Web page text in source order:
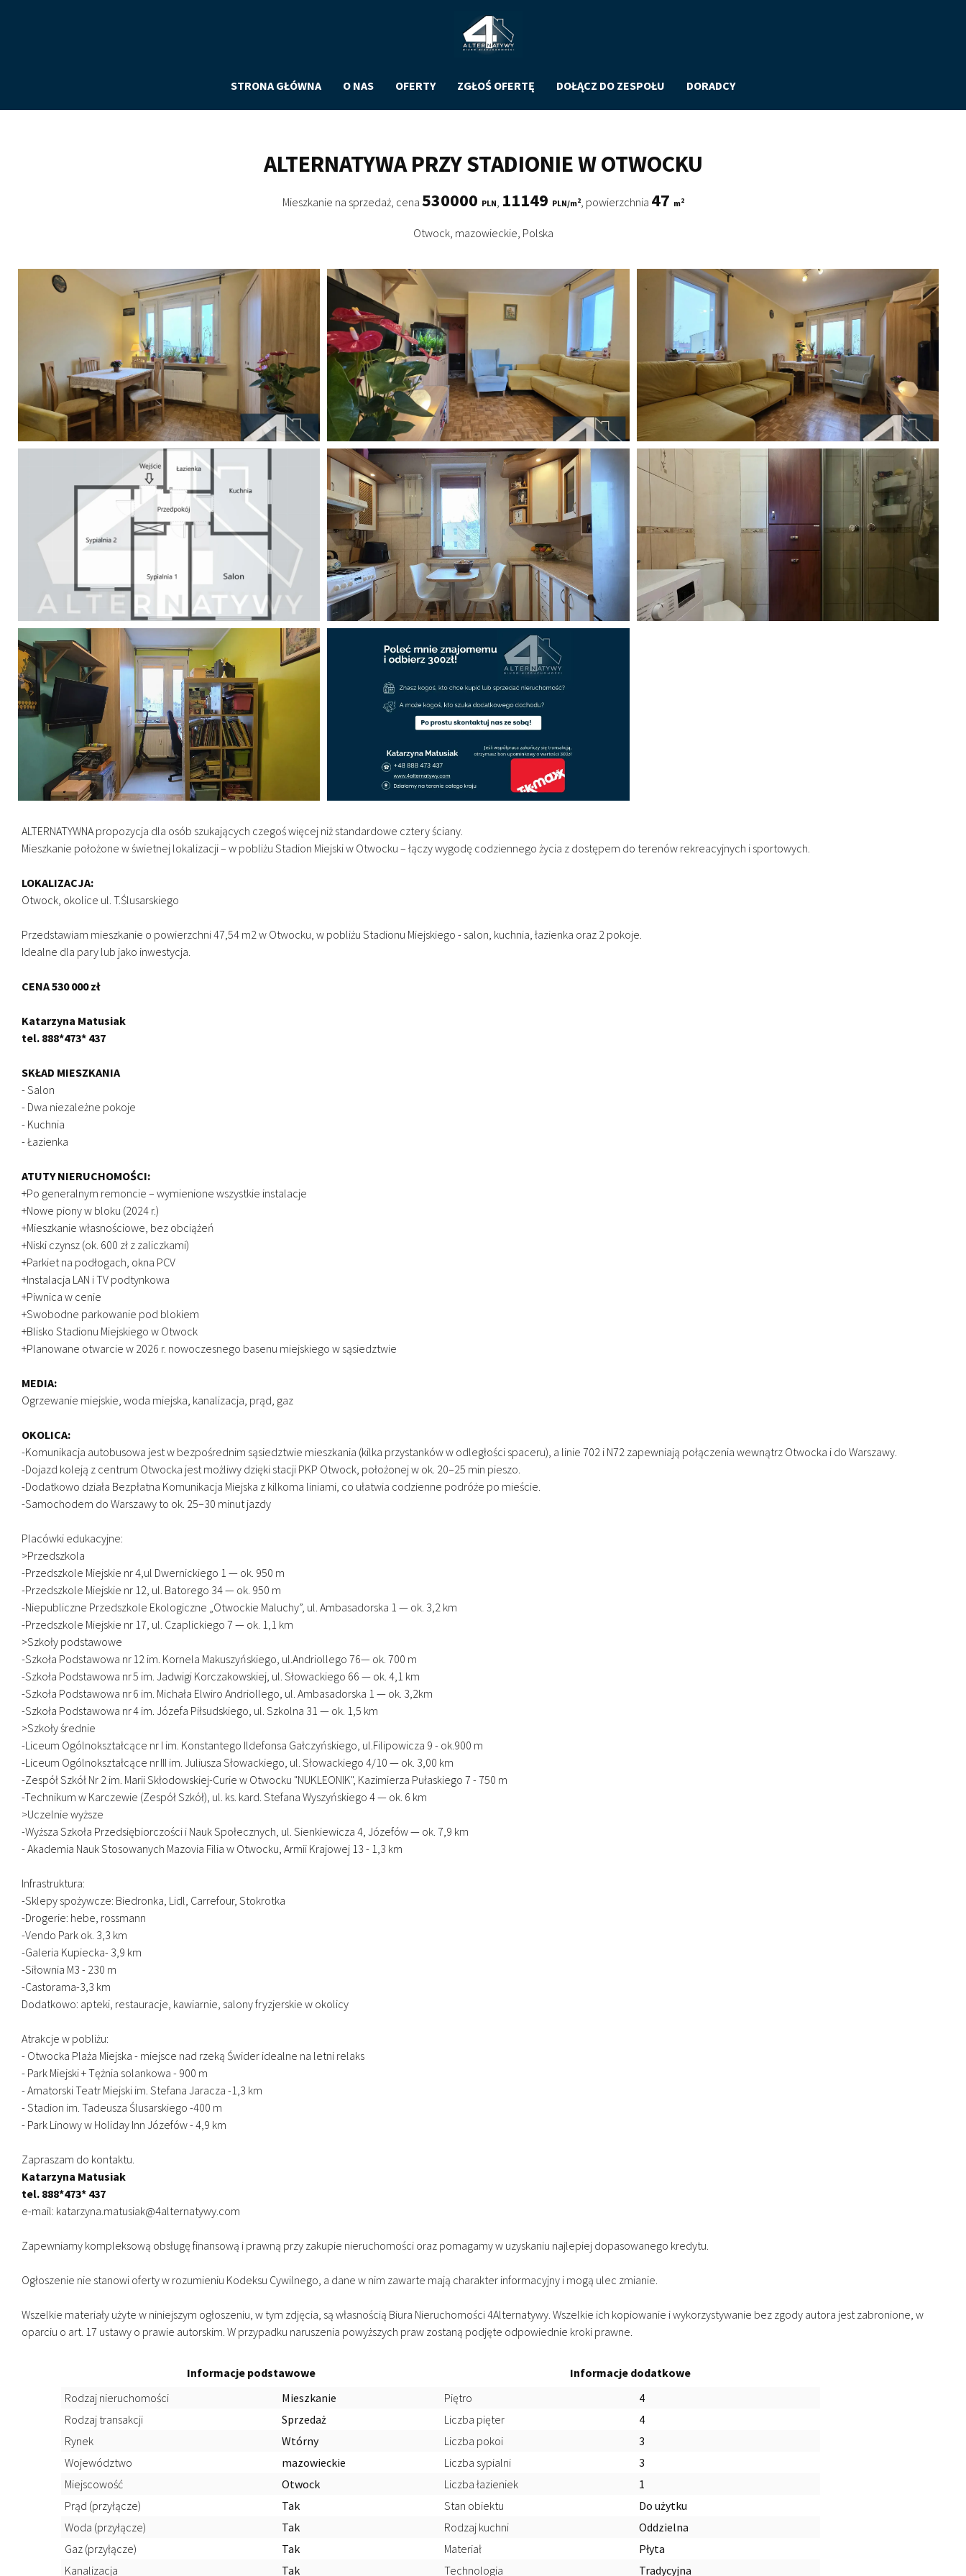
STRONA GŁÓWNA O NAS OFERTY ZGŁOŚ OFERTĘ DOŁĄCZ DO ZESPOŁU DORADCY
ALTERNATYWA PRZY STADIONIE W OTWOCKU
Mieszkanie na sprzedaż, cena 530000 PLN, 11149 PLN/m2, powierzchnia 47 m2
Otwock, mazowieckie, Polska
ALTERNATYWNA propozycja dla osób szukających czegoś więcej niż standardowe cztery ściany.
Mieszkanie położone w świetnej lokalizacji – w pobliżu Stadion Miejski w Otwocku – łączy wygodę codziennego życia z dostępem do terenów rekreacyjnych i sportowych.
LOKALIZACJA:
Otwock, okolice ul. T.Ślusarskiego
Przedstawiam mieszkanie o powierzchni 47,54 m2 w Otwocku, w pobliżu Stadionu Miejskiego - salon, kuchnia, łazienka oraz 2 pokoje.
Idealne dla pary lub jako inwestycja.
CENA 530 000 zł
Katarzyna Matusiak
tel. 888*473* 437
SKŁAD MIESZKANIA
- Salon
- Dwa niezależne pokoje
- Kuchnia
- Łazienka
ATUTY NIERUCHOMOŚCI:
+Po generalnym remoncie – wymienione wszystkie instalacje
+Nowe piony w bloku (2024 r.)
+Mieszkanie własnościowe, bez obciążeń
+Niski czynsz (ok. 600 zł z zaliczkami)
+Parkiet na podłogach, okna PCV
+Instalacja LAN i TV podtynkowa
+Piwnica w cenie
+Swobodne parkowanie pod blokiem
+Blisko Stadionu Miejskiego w Otwock
+Planowane otwarcie w 2026 r. nowoczesnego basenu miejskiego w sąsiedztwie
MEDIA:
Ogrzewanie miejskie, woda miejska, kanalizacja, prąd, gaz
OKOLICA:
-Komunikacja autobusowa jest w bezpośrednim sąsiedztwie mieszkania (kilka przystanków w odległości spaceru), a linie 702 i N72 zapewniają połączenia wewnątrz Otwocka i do Warszawy.
-Dojazd koleją z centrum Otwocka jest możliwy dzięki stacji PKP Otwock, położonej w ok. 20–25 min pieszo.
-Dodatkowo działa Bezpłatna Komunikacja Miejska z kilkoma liniami, co ułatwia codzienne podróże po mieście.
-Samochodem do Warszawy to ok. 25–30 minut jazdy
Placówki edukacyjne:
>Przedszkola
-Przedszkole Miejskie nr 4,ul Dwernickiego 1 — ok. 950 m
-Przedszkole Miejskie nr 12, ul. Batorego 34 — ok. 950 m
-Niepubliczne Przedszkole Ekologiczne „Otwockie Maluchy”, ul. Ambasadorska 1 — ok. 3,2 km
-Przedszkole Miejskie nr 17, ul. Czaplickiego 7 — ok. 1,1 km
>Szkoły podstawowe
-Szkoła Podstawowa nr 12 im. Kornela Makuszyńskiego, ul.Andriollego 76— ok. 700 m
-Szkoła Podstawowa nr 5 im. Jadwigi Korczakowskiej, ul. Słowackiego 66 — ok. 4,1 km
-Szkoła Podstawowa nr 6 im. Michała Elwiro Andriollego, ul. Ambasadorska 1 — ok. 3,2km
-Szkoła Podstawowa nr 4 im. Józefa Piłsudskiego, ul. Szkolna 31 — ok. 1,5 km
>Szkoły średnie
-Liceum Ogólnokształcące nr I im. Konstantego Ildefonsa Gałczyńskiego, ul.Filipowicza 9 - ok.900 m
-Liceum Ogólnokształcące nr III im. Juliusza Słowackiego, ul. Słowackiego 4/10 — ok. 3,00 km
-Zespół Szkół Nr 2 im. Marii Skłodowskiej-Curie w Otwocku "NUKLEONIK", Kazimierza Pułaskiego 7 - 750 m
-Technikum w Karczewie (Zespół Szkół), ul. ks. kard. Stefana Wyszyńskiego 4 — ok. 6 km
>Uczelnie wyższe
-Wyższa Szkoła Przedsiębiorczości i Nauk Społecznych, ul. Sienkiewicza 4, Józefów — ok. 7,9 km
- Akademia Nauk Stosowanych Mazovia Filia w Otwocku, Armii Krajowej 13 - 1,3 km
Infrastruktura:
-Sklepy spożywcze: Biedronka, Lidl, Carrefour, Stokrotka
-Drogerie: hebe, rossmann
-Vendo Park ok. 3,3 km
-Galeria Kupiecka- 3,9 km
-Siłownia M3 - 230 m
-Castorama-3,3 km
Dodatkowo: apteki, restauracje, kawiarnie, salony fryzjerskie w okolicy
Atrakcje w pobliżu:
- Otwocka Plaża Miejska - miejsce nad rzeką Świder idealne na letni relaks
- Park Miejski + Tężnia solankowa - 900 m
- Amatorski Teatr Miejski im. Stefana Jaracza -1,3 km
- Stadion im. Tadeusza Ślusarskiego -400 m
- Park Linowy w Holiday Inn Józefów - 4,9 km
Zapraszam do kontaktu.
Katarzyna Matusiak
tel. 888*473* 437
e-mail: katarzyna.matusiak@4alternatywy.com
Zapewniamy kompleksową obsługę finansową i prawną przy zakupie nieruchomości oraz pomagamy w uzyskaniu najlepiej dopasowanego kredytu.
Ogłoszenie nie stanowi oferty w rozumieniu Kodeksu Cywilnego, a dane w nim zawarte mają charakter informacyjny i mogą ulec zmianie.
Wszelkie materiały użyte w niniejszym ogłoszeniu, w tym zdjęcia, są własnością Biura Nieruchomości 4Alternatywy. Wszelkie ich kopiowanie i wykorzystywanie bez zgody autora jest zabronione, w
oparciu o art. 17 ustawy o prawie autorskim. W przypadku naruszenia powyższych praw zostaną podjęte odpowiednie kroki prawne.
Informacje podstawowe
Rodzaj nieruchomości
Mieszkanie
Rodzaj transakcji
Sprzedaż
Rynek
Wtórny
Województwo
mazowieckie
Miejscowość
Otwock
Prąd (przyłącze)
Tak
Woda (przyłącze)
Tak
Gaz (przyłącze)
Tak
Kanalizacja
Tak
Informacje dodatkowe
Piętro
4
Liczba pięter
4
Liczba pokoi
3
Liczba sypialni
3
Liczba łazieniek
1
Stan obiektu
Do użytku
Rodzaj kuchni
Oddzielna
Materiał
Płyta
Technologia
Tradycyjna